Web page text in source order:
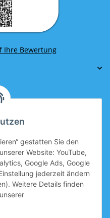
gestatten Sie den
Website: YouTube,
Google Ads, Google
jederzeit ändern
Weitere Details finden
Ihre Bewertung